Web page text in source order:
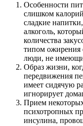
Особенности
слишком
сладкие
алкоголь,
количества
типом ожирения
люди, не
Образ жизни,
передвижения
имеет сидячую
игнорирует
Прием
психотропных
инсулина,